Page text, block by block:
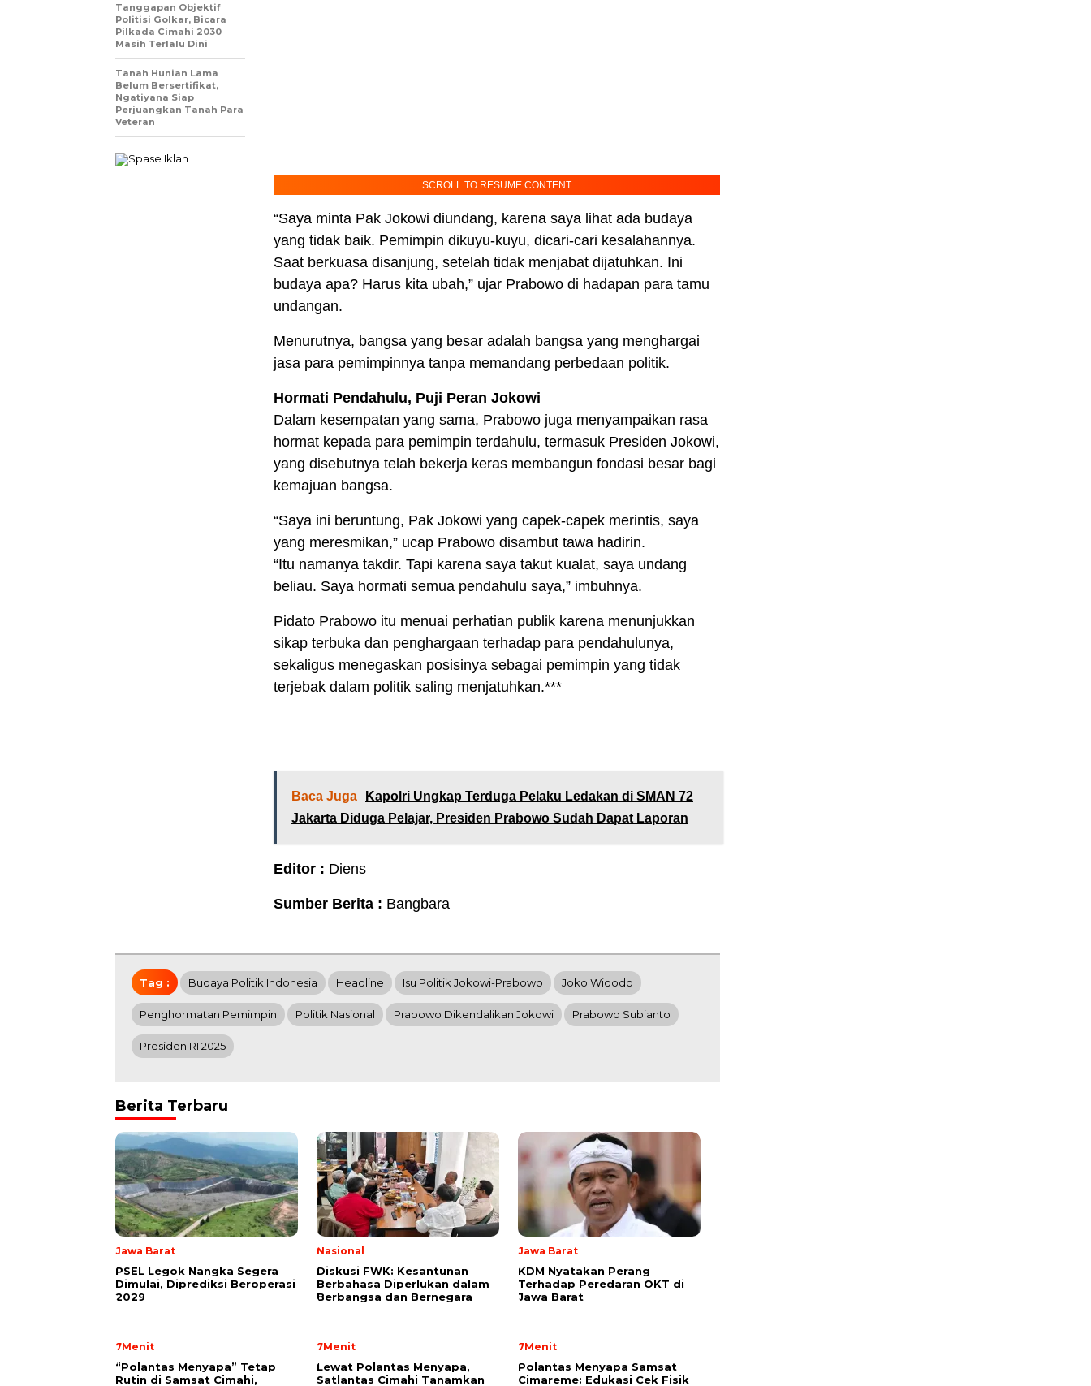
SCROLL TO RESUME CONTENT
“Saya minta Pak Jokowi diundang, karena saya lihat ada budaya
yang tidak baik. Pemimpin dikuyu-kuyu, dicari-cari kesalahannya.
Saat berkuasa disanjung, setelah tidak menjabat dijatuhkan. Ini
budaya apa? Harus kita ubah,” ujar Prabowo di hadapan para tamu
undangan.
Menurutnya, bangsa yang besar adalah bangsa yang menghargai
jasa para pemimpinnya tanpa memandang perbedaan politik.
Hormati Pendahulu, Puji Peran Jokowi
Dalam kesempatan yang sama, Prabowo juga menyampaikan rasa
hormat kepada para pemimpin terdahulu, termasuk Presiden Jokowi,
yang disebutnya telah bekerja keras membangun fondasi besar bagi
kemajuan bangsa.
“Saya ini beruntung, Pak Jokowi yang capek-capek merintis, saya
yang meresmikan,” ucap Prabowo disambut tawa hadirin.
“Itu namanya takdir. Tapi karena saya takut kualat, saya undang
beliau. Saya hormati semua pendahulu saya,” imbuhnya.
Pidato Prabowo itu menuai perhatian publik karena menunjukkan
sikap terbuka dan penghargaan terhadap para pendahulunya,
sekaligus menegaskan posisinya sebagai pemimpin yang tidak
terjebak dalam politik saling menjatuhkan.***
Baca Juga
Kapolri Ungkap Terduga Pelaku Ledakan di SMAN 72
Jakarta Diduga Pelajar, Presiden Prabowo Sudah Dapat Laporan
Editor : Diens
Sumber Berita : Bangbara
Tanggapan Objektif
Politisi Golkar, Bicara
Pilkada Cimahi 2030
Masih Terlalu Dini
Tanah Hunian Lama
Belum Bersertifikat,
Ngatiyana Siap
Perjuangkan Tanah Para
Veteran
Tag : Budaya Politik Indonesia Headline Isu Politik Jokowi-Prabowo Joko Widodo
Penghormatan Pemimpin Politik Nasional Prabowo Dikendalikan Jokowi Prabowo Subianto
Presiden RI 2025
Berita Terbaru
Jawa Barat
PSEL Legok Nangka Segera
Dimulai, Diprediksi Beroperasi
2029
Nasional
Diskusi FWK: Kesantunan
Berbahasa Diperlukan dalam
Berbangsa dan Bernegara
Jawa Barat
KDM Nyatakan Perang
Terhadap Peredaran OKT di
Jawa Barat
7Menit
“Polantas Menyapa” Tetap
Rutin di Samsat Cimahi,
7Menit
Lewat Polantas Menyapa,
Satlantas Cimahi Tanamkan
7Menit
Polantas Menyapa Samsat
Cimareme: Edukasi Cek Fisik